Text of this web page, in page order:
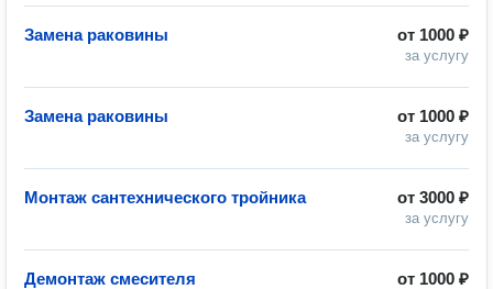
от 1000 ₽
за услугу
Замена раковины
от 1000 ₽
за услугу
Замена раковины
от 3000 ₽
за услугу
Монтаж сантехнического тройника
от 1000 ₽
Демонтаж смесителя